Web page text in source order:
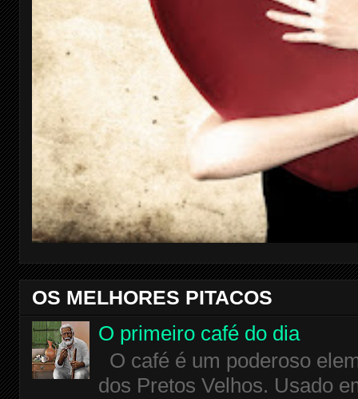
OS MELHORES PITACOS
O primeiro café do dia
O café é um poderoso
dos Pretos Velhos. Usado